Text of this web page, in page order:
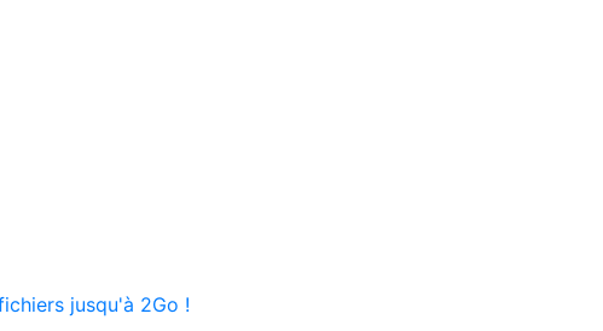
jusqu'à 2Go !